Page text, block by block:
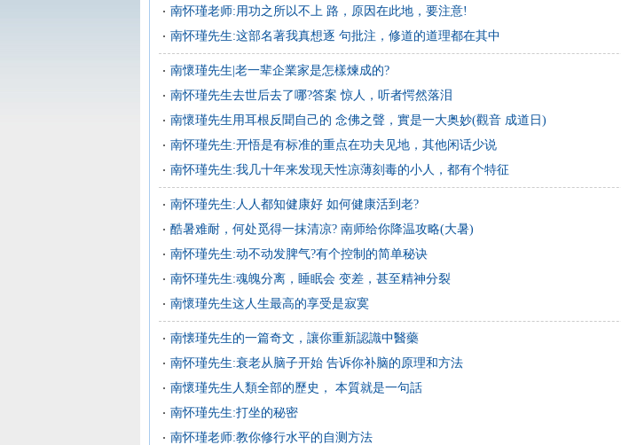
南怀瑾老师:用功之所以不上 路，原因在此地，要注意!
南怀瑾先生:这部名著我真想逐 句批注，修道的道理都在其中
南懷瑾先生|老一辈企業家是怎樣煉成的?
南怀瑾先生去世后去了哪?答案 惊人，听者愕然落泪
南懷瑾先生用耳根反聞自己的 念佛之聲，實是一大奥妙(觀音 成道日)
南怀瑾先生:开悟是有标准的重点在功夫见地，其他闲话少说
南怀瑾先生:我几十年来发现天性凉薄刻毒的小人，都有个特征
南怀瑾先生:人人都知健康好 如何健康活到老?
酷暑难耐，何处觅得一抹清凉? 南师给你降温攻略(大暑)
南怀瑾先生:动不动发脾气?有个控制的简单秘诀
南怀瑾先生:魂魄分离，睡眠会 变差，甚至精神分裂
南懷瑾先生这人生最高的享受是寂寞
南懐瑾先生的一篇奇文，讓你重新認識中醫藥
南怀瑾先生:衰老从脑子开始 告诉你补脑的原理和方法
南懷瑾先生人類全部的歷史， 本質就是一句話
南怀瑾先生:打坐的秘密
南怀瑾老师:教你修行水平的自测方法